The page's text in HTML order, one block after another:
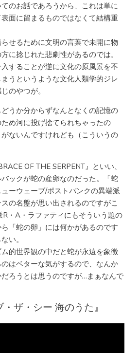
のお話であろうから、これは単に
面に留まるものではなくて結構重
せるために文明の言葉で未開に物
に捻じれた悲劇性があるのでは。
することが逆に文化の原風景を不
うというような文化人類学的ジレ
のやつが。
うか分からずなんとなくの記憶の
め河に投げ捨てられちゃったの
ないんですけれども（こういうの
OF THE SERPENT』といい、
ックが蛇の産卵なのだった。「蛇
ーウェーブ/ポストパンクの異端派
の名盤が思い出されるのですがこ
R・A・ラファティにもそういう題の
「蛇の卵」には何かがあるのです
い。
的世界観の中だと蛇が永遠を象徴
はベターな気がするので、なんか
ろうとは思うのですが…まぁなんで
・ザ・シー 海のうた』